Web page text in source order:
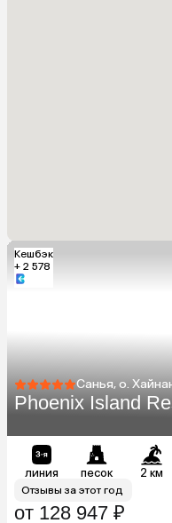
Кешбэк
+ 2 578
Санья, о.
Phoenix Island
линия песок 2 км
Отзывы за этот год
от 128 947 ₽